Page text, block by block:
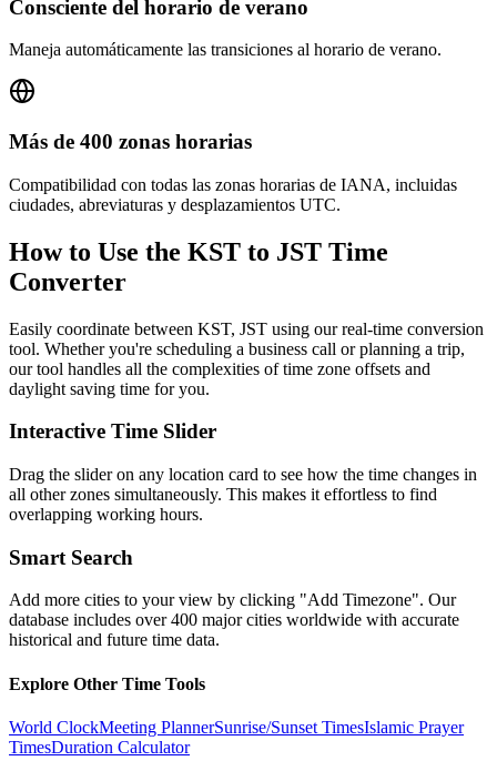
Consciente del horario de verano
Maneja automáticamente las transiciones al horario de verano.
Más de 400 zonas horarias
Compatibilidad con todas las zonas horarias de IANA, incluidas
ciudades, abreviaturas y desplazamientos UTC.
How to Use the KST to JST Time
Converter
Easily coordinate between KST, JST using our real-time conversion
tool. Whether you're scheduling a business call or planning a trip,
our tool handles all the complexities of time zone offsets and
daylight saving time for you.
Interactive Time Slider
Drag the slider on any location card to see how the time changes in
all other zones simultaneously. This makes it effortless to find
overlapping working hours.
Smart Search
Add more cities to your view by clicking "Add Timezone". Our
database includes over 400 major cities worldwide with accurate
historical and future time data.
Explore Other Time Tools
World ClockMeeting PlannerSunrise/Sunset TimesIslamic Prayer
TimesDuration Calculator